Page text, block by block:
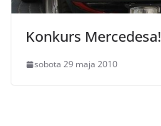
Konkurs Mercedesa!
sobota 29 maja 2010